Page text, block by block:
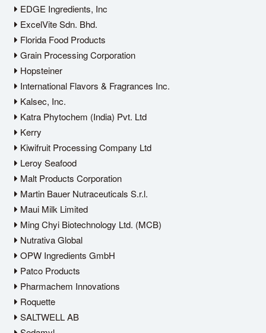
EDGE Ingredients, Inc
ExcelVite Sdn. Bhd.
Florida Food Products
Grain Processing Corporation
Hopsteiner
International Flavors & Fragrances Inc.
Kalsec, Inc.
Katra Phytochem (India) Pvt. Ltd
Kerry
Kiwifruit Processing Company Ltd
Leroy Seafood
Malt Products Corporation
Martin Bauer Nutraceuticals S.r.l.
Maui Milk Limited
Ming Chyi Biotechnology Ltd. (MCB)
Nutrativa Global
OPW Ingredients GmbH
Patco Products
Pharmachem Innovations
Roquette
SALTWELL AB